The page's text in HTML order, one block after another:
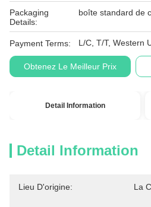
Packaging
Details:
boîte standard de
Payment Terms: L/C, T/T, Western
Obtenez Le Meilleur Prix
Detail Information
Detail Information
Lieu D'origine: La